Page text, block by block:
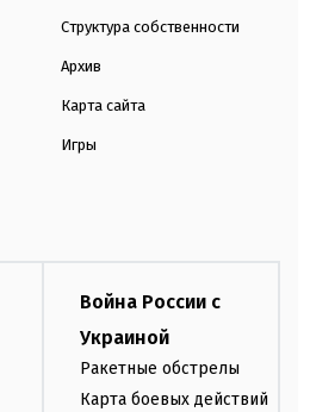
Структура собственности
Архив
Карта сайта
Игры
Война России с
Украиной
Ракетные обстрелы
Карта боевых действий